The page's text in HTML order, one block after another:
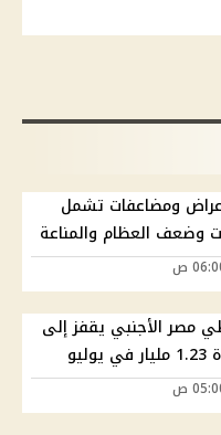
فيتامين د.. 7 أعراض ومضاعفات تشمل
وضعف العظام والمناعة
مصر الأجنبي يقفز إلى